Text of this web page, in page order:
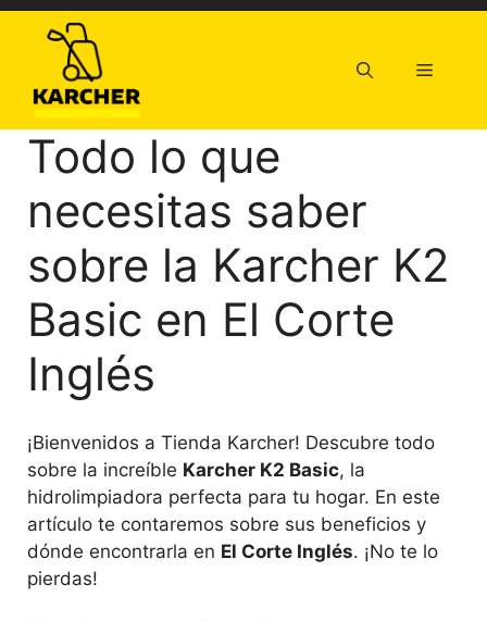
Saltar
contenido
Menú
Todo lo que
necesitas saber
sobre la Karcher K2
Basic en El Corte
Inglés
¡Bienvenidos a Tienda Karcher! Descubre todo
sobre la increíble Karcher K2 Basic, la
hidrolimpiadora perfecta para tu hogar. En este
artículo te contaremos sobre sus beneficios y
dónde encontrarla en El Corte Inglés. ¡No te lo
pierdas!